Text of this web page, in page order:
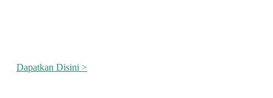
Dapatkan Disini >